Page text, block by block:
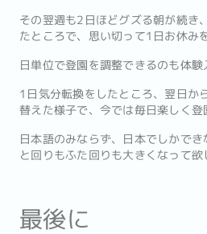
その翌週も2日ほどグズる朝が続き
たところで、思い切って1日お休み
日単位で登園を調整できるのも体験
1日気分転換をしたところ、翌日か
替えた様子で、今では毎日楽しく登
日本語のみならず、日本でしかで
と回りもふた回りも大きくなって欲
最後に